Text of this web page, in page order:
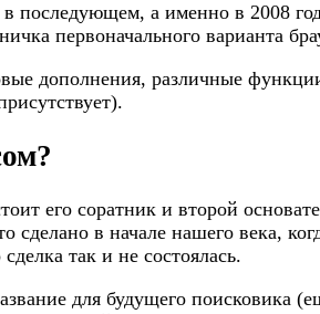
последующем, а именно в 2008
первоначального варианта
дополнения, различные
его соратник и второй
в начале нашего века,
так и не состоялась.
для будущего поисковика